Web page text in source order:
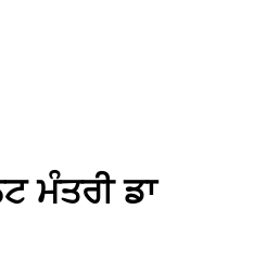
ਮੰਤਰੀ ਡਾ